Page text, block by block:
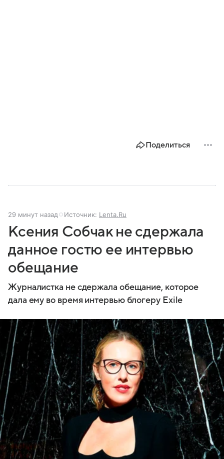
Поделиться
29 минут назад Источник: Lenta.Ru
Ксения Собчак не сдержала
данное гостю ее интервью
обещание
Журналистка не сдержала обещание, которое
дала ему во время интервью блогеру Exile